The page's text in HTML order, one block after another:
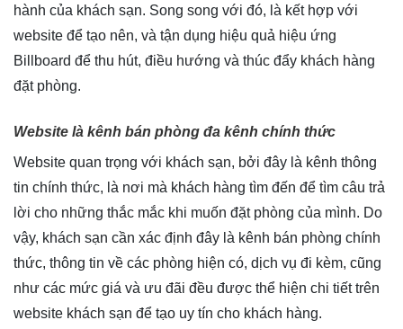
hành của khách sạn. Song song với đó, là kết hợp với
website để tạo nên, và tận dụng hiệu quả hiệu ứng
Billboard để thu hút, điều hướng và thúc đẩy khách hàng
đặt phòng.
Website là kênh bán phòng đa kênh chính thức
Website quan trọng với khách sạn, bởi đây là kênh thông
tin chính thức, là nơi mà khách hàng tìm đến để tìm câu trả
lời cho những thắc mắc khi muốn đặt phòng của mình. Do
vậy, khách sạn cần xác định đây là kênh bán phòng chính
thức, thông tin về các phòng hiện có, dịch vụ đi kèm, cũng
như các mức giá và ưu đãi đều được thể hiện chi tiết trên
website khách sạn để tạo uy tín cho khách hàng.